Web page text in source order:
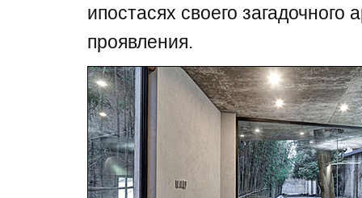
ипостасях своего загадочного
проявления.